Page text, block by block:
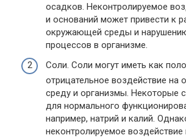
осадков. Неконтролируемое
и оснований может привести к
окружающей среды и
процессов в организме.
Соли. Соли могут иметь как
отрицательное воздействие
среду и организмы. Некоторые
для нормального
например, натрий и калий.
неконтролируемое